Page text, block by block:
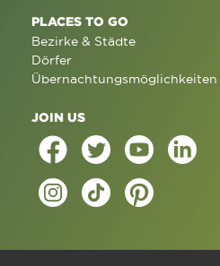
PLACES TO GO
Bezirke & Städte
Dörfer
Übernachtungsmöglichkeiten
JOIN US